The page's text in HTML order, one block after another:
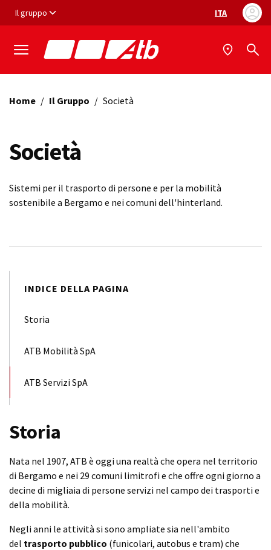
Vai ai contenuti
Vai al footer
Il gruppo Selezione
ITA
Home / Il Gruppo / Società
Società
Sistemi per il trasporto di persone e per la mobilità
sostenibile a Bergamo e nei comuni dell'hinterland.
INDICE DELLA PAGINA
Storia
ATB Mobilità SpA
ATB Servizi SpA
Storia
Nata nel 1907, ATB è oggi una realtà che opera nel territorio
di Bergamo e nei 29 comuni limitrofi e che offre ogni giorno a
decine di migliaia di persone servizi nel campo dei trasporti e
della mobilità.
Negli anni le attività si sono ampliate sia nell'ambito
del trasporto pubblico (funicolari, autobus e tram) che